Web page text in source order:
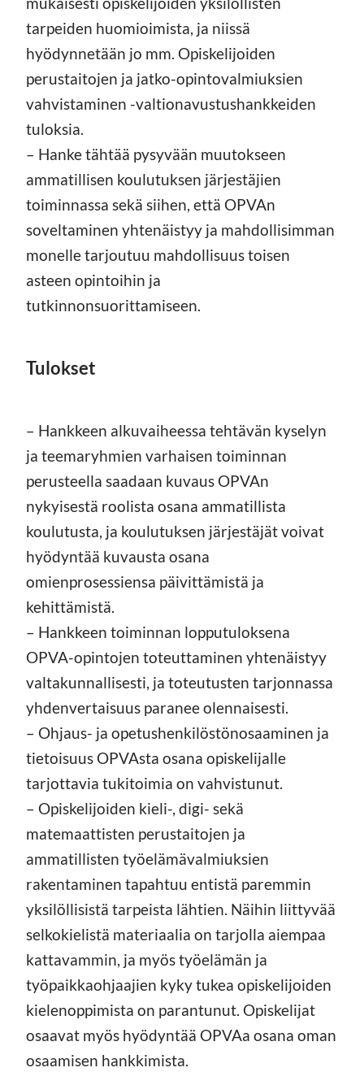
tarpeiden huomioimista, ja niissä
hyödynnetään jo mm. Opiskelijoiden
perustaitojen ja jatko-opintovalmiuksien
vahvistaminen -valtionavustushankkeiden
tuloksia.
– Hanke tähtää pysyvään muutokseen
ammatillisen koulutuksen järjestäjien
toiminnassa sekä siihen, että OPVAn
soveltaminen yhtenäistyy ja mahdollisimman
monelle tarjoutuu mahdollisuus toisen
asteen opintoihin ja
tutkinnonsuorittamiseen.
Tulokset
– Hankkeen alkuvaiheessa tehtävän kyselyn
ja teemaryhmien varhaisen toiminnan
perusteella saadaan kuvaus OPVAn
nykyisestä roolista osana ammatillista
koulutusta, ja koulutuksen järjestäjät voivat
hyödyntää kuvausta osana
omienprosessiensa päivittämistä ja
kehittämistä.
– Hankkeen toiminnan lopputuloksena
OPVA-opintojen toteuttaminen yhtenäistyy
valtakunnallisesti, ja toteutusten tarjonnassa
yhdenvertaisuus paranee olennaisesti.
– Ohjaus- ja opetushenkilöstönosaaminen ja
tietoisuus OPVAsta osana opiskelijalle
tarjottavia tukitoimia on vahvistunut.
– Opiskelijoiden kieli-, digi- sekä
matemaattisten perustaitojen ja
ammatillisten työelämävalmiuksien
rakentaminen tapahtuu entistä paremmin
yksilöllisistä tarpeista lähtien. Näihin liittyvää
selkokielistä materiaalia on tarjolla aiempaa
kattavammin, ja myös työelämän ja
työpaikkaohjaajien kyky tukea opiskelijoiden
kielenoppimista on parantunut. Opiskelijat
osaavat myös hyödyntää OPVAa osana oman
osaamisen hankkimista.